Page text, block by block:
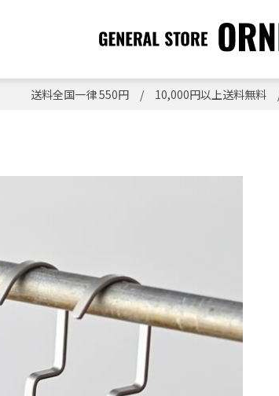
送料全国一律 550円 / 10,000円以上送料無料